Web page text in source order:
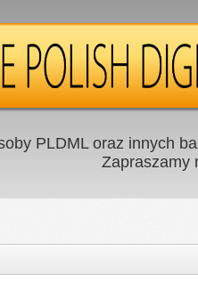
PLDML oraz innych
Zapraszamy